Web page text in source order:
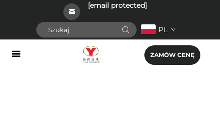
[email protected]
PL
ZAMÓW CENĘ